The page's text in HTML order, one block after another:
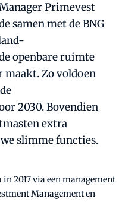
Primevest
samen met de BNG
openbare ruimte
maakt. Zo voldoen
2030. Bovendien
extra
slimme functies.
2017 via een management
Management en